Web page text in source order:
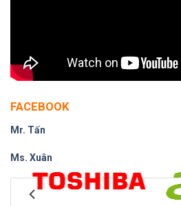
FACEBOOK
Mr. Tấn
Ms. Xuân